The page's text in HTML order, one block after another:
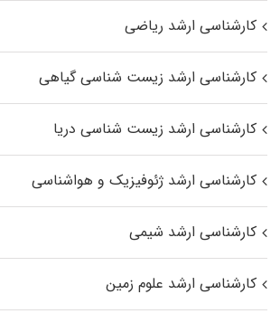
کارشناسی ارشد ریاضی
کارشناسی ارشد زیست‌ شناسی گیاهی
کارشناسی ارشد زیست‌ شناسی دریا
کارشناسی ارشد ژئوفیزیک و هواشناسی
کارشناسی ارشد شیمی
کارشناسی ارشد علوم زمین